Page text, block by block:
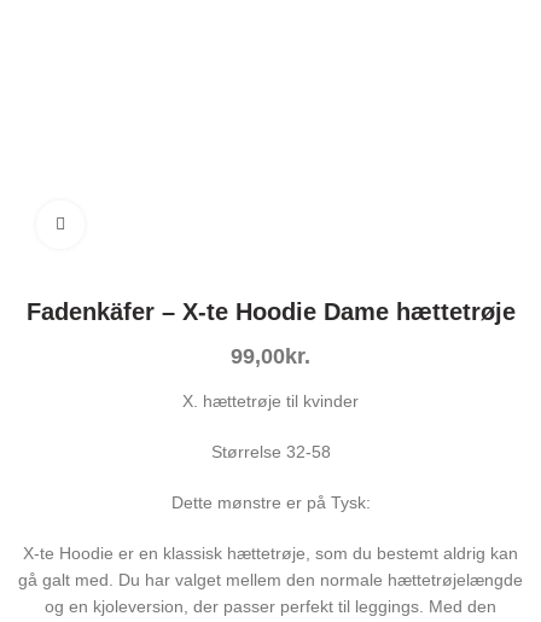
Fadenkäfer – X-te Hoodie Dame hættetrøje
kr.
X. hættetrøje til kvinder
Størrelse 32-58
Dette mønstre er på Tysk:
X-te Hoodie er en klassisk hættetrøje, som du bestemt aldrig kan
gå galt med. Du har valget mellem den normale hættetrøjelængde
og en kjoleversion, der passer perfekt til leggings. Med den